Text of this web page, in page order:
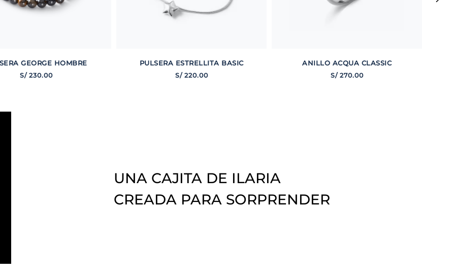
GEORGE HOMBRE
S/ 230.00
PULSERA ESTRELLITA BASIC
S/ 220.00
ANILLO ACQUA CLASSIC
S/ 270.00
UNA CAJITA DE ILARIA
CREADA PARA SORPRENDER